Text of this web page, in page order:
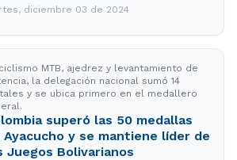
diciembre 03 de 2024
MTB, ajedrez y levantamiento de
la delegación nacional sumó 14
y se ubica primero en el medallero
superó las 50 medallas
Ayacucho y se mantiene líder de
Juegos Bolivarianos